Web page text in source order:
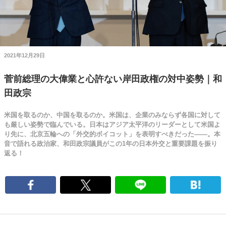
2021年12月29日
菅前総理の大偉業と心許ない岸田政権の対中姿勢｜和
田政宗
米国を取るのか、中国を取るのか。米国は、企業のみならず各国に対して
も厳しい姿勢で臨んでいる。日本はアジア太平洋のリーダーとして米国よ
り先に、北京五輪への「外交的ボイコット」を表明すべきだった――。本
音で語れる政治家、和田政宗議員がこの1年の日本外交と重要課題を振り
返る！